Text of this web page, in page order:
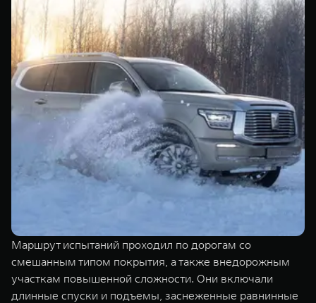
Маршрут испытаний проходил по дорогам со
смешанным типом покрытия, а также внедорожным
участкам повышенной сложности. Они включали
длинные спуски и подъемы, заснеженные равнинные